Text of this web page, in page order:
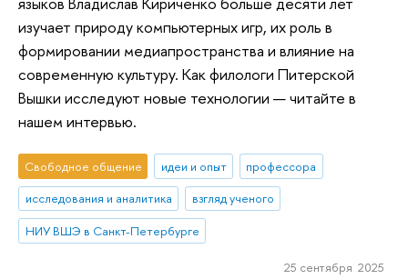
изучает природу компьютерных игр, их роль в
формировании медиапространства и влияние на
современную культуру. Как филологи Питерской
Вышки исследуют новые технологии — читайте в
нашем интервью.
Свободное общение идеи и опыт
профессора
исследования и аналитика
взгляд ученого
НИУ ВШЭ в Санкт-Петербурге
25 сентября 2025